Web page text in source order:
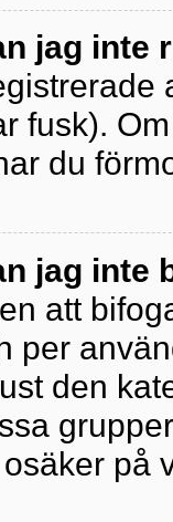
jag inte
fusk).
du
jag inte
att
per
den
på